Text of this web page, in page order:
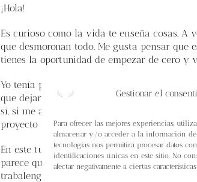
Gestionar el
Para ofrecer las mejores experiencias,
almacenar y/o acceder a la información
tecnologías nos permitirá procesar datos
identificaciones únicas en este sitio. No
afectar negativamente a ciertas
¡Hola!
Es curioso como la vida te enseña cosas. A
que desmoronan todo. Me gusta pensar que
tienes la oportunidad de empezar de cero y
Yo tenía planeado enseñarte a tejer un
que dejarlo para los Reyes Magos. Por eso
sí, si me ayudas compartiendo para que
proyecto llegue a más gente que quizás aún
En este tutorial en video te enseño a hacer
parece que lo tienes todo terminado cuando
trabalenguas, lo sé. Pero te prometo que te